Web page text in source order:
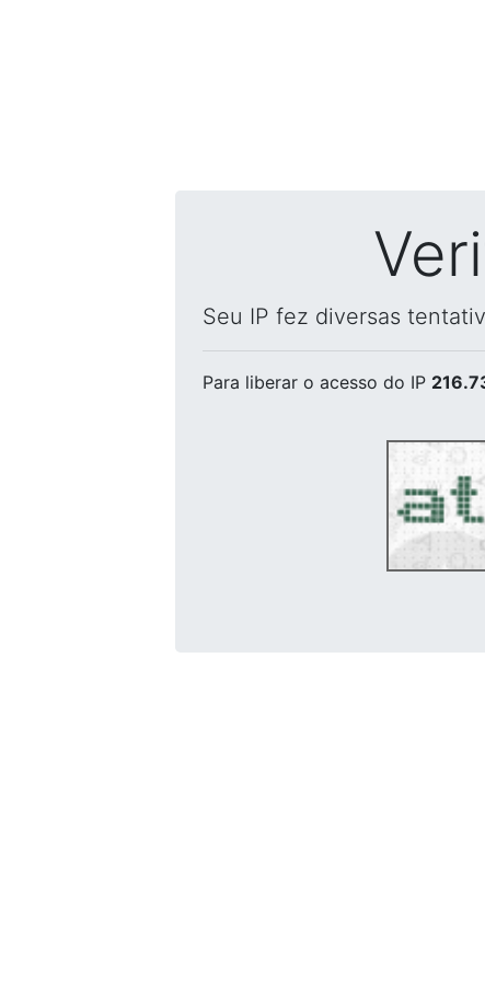
Seu IP fez diversas
Para liberar o acesso do IP